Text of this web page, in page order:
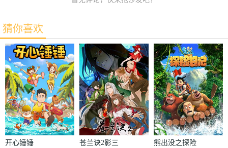
猜你喜欢
开心锤锤
苍兰诀2影三
熊出没之探险